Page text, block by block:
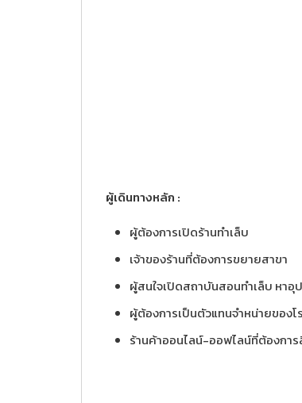
ผู้เดินทางหลัก :
ผู้ต้องการเปิดร้านทำเล็บ
เจ้าของร้านที่ต้องการขยายสาขา
ผู้สนใจเปิดสถาบันสอนทำเล็บ หา
ผู้ต้องการเป็นตัวแทนจำหน่ายของ
ร้านค้าออนไลน์-ออฟไลน์ที่ต้องกา